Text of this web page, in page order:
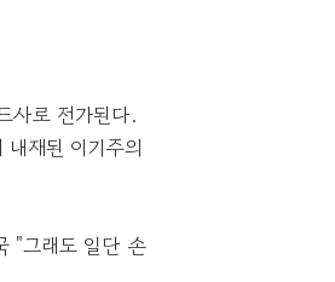
사로 전가된다.
재된 이기주의
"그래도 일단 손